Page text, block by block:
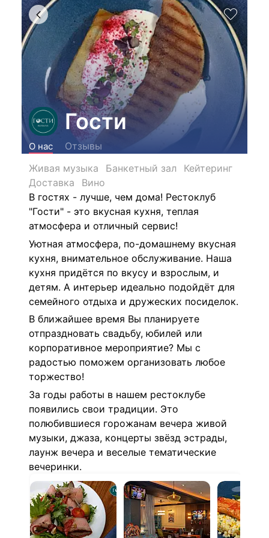
Гости
О нас
Отзывы
Живая музыка
Банкетный зал
Кейтеринг
Доставка
Вино
В гостях - лучше, чем дома! Рестоклуб
"Гости" - это вкусная кухня, теплая
атмосфера и отличный сервис!
Уютная атмосфера, по-домашнему вкусная
кухня, внимательное обслуживание. Наша
кухня придётся по вкусу и взрослым, и
детям. А интерьер идеально подойдёт для
семейного отдыха и дружеских посиделок.
В ближайшее время Вы планируете
отпраздновать свадьбу, юбилей или
корпоративное мероприятие? Мы с
радостью поможем организовать любое
торжество!
За годы работы в нашем рестоклубе
появились свои традиции. Это
полюбившиеся горожанам вечера живой
музыки, джаза, концерты звёзд эстрады,
лаунж вечера и веселые тематические
вечеринки.